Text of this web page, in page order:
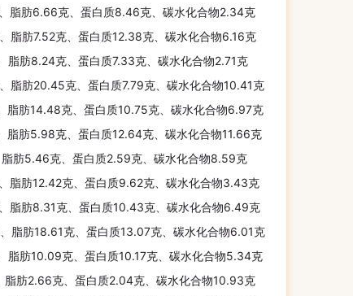
脂肪6.66克、蛋白质8.46克、碳水化合物2.34克
脂肪7.52克、蛋白质12.38克、碳水化合物6.16克
脂肪8.24克、蛋白质7.33克、碳水化合物2.71克
脂肪20.45克、蛋白质7.79克、碳水化合物10.41克
脂肪14.48克、蛋白质10.75克、碳水化合物6.97克
脂肪5.98克、蛋白质12.64克、碳水化合物11.66克
肪5.46克、蛋白质2.59克、碳水化合物8.59克
脂肪12.42克、蛋白质9.62克、碳水化合物3.43克
脂肪8.31克、蛋白质10.43克、碳水化合物6.49克
脂肪18.61克、蛋白质13.07克、碳水化合物6.01克
脂肪10.09克、蛋白质10.17克、碳水化合物5.34克
肪2.66克、蛋白质2.04克、碳水化合物10.93克